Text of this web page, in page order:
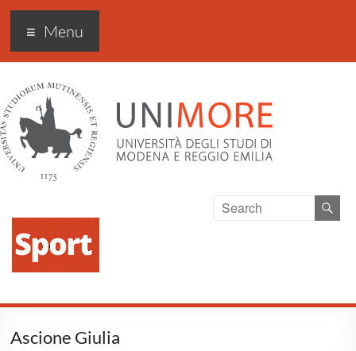
Sport Excellence
Menu
Ascione Giulia